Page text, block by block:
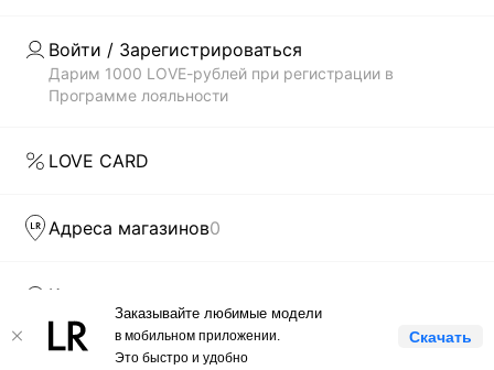
Заказывайте любимые модели
в мобильном приложении.
Это быстро и удобно
Скачать
Войти / Зарегистрироваться
Дарим 1000 LOVE-рублей при регистрации в
Программе лояльности
LOVE CARD
Адреса магазинов0
Клиентам
Компания
КОМПАНИЯ
LOVE REPUBLIC © 2009 - 2026